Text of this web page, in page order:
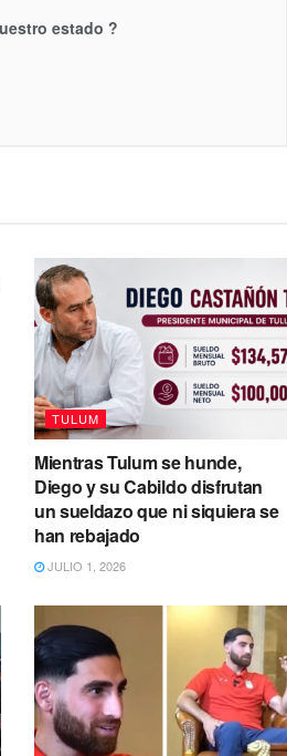
estado ?
TULUM
Mientras Tulum se hunde,
Diego y su Cabildo disfrutan
un sueldazo que ni siquiera se
han rebajado
JULIO 1, 2026